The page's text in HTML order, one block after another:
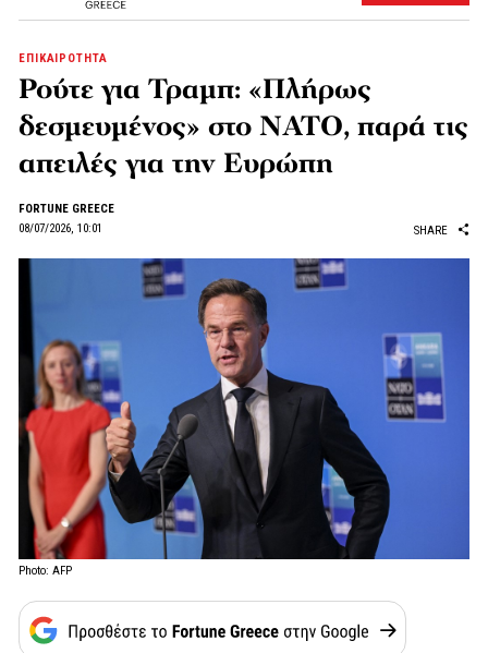
ΕΠΙΚΑΙΡΟΤΗΤΑ
Ρούτε για Τραμπ: «Πλήρως
δεσμευμένος» στο ΝΑΤΟ, παρά τις
απειλές για την Ευρώπη
FORTUNE GREECE
08/07/2026, 10:01
SHARE
Photo: AFP